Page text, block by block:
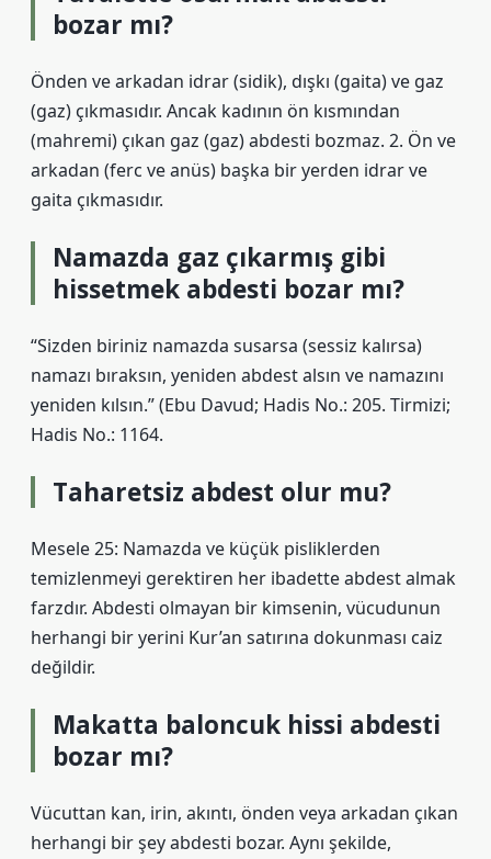
bozar mı?
Önden ve arkadan idrar (sidik), dışkı (gaita) ve gaz
(gaz) çıkmasıdır. Ancak kadının ön kısmından
(mahremi) çıkan gaz (gaz) abdesti bozmaz. 2. Ön ve
arkadan (ferc ve anüs) başka bir yerden idrar ve
gaita çıkmasıdır.
Namazda gaz çıkarmış gibi
hissetmek abdesti bozar mı?
“Sizden biriniz namazda susarsa (sessiz kalırsa)
namazı bıraksın, yeniden abdest alsın ve namazını
yeniden kılsın.” (Ebu Davud; Hadis No.: 205. Tirmizi;
Hadis No.: 1164.
Taharetsiz abdest olur mu?
Mesele 25: Namazda ve küçük pisliklerden
temizlenmeyi gerektiren her ibadette abdest almak
farzdır. Abdesti olmayan bir kimsenin, vücudunun
herhangi bir yerini Kur’an satırına dokunması caiz
değildir.
Makatta baloncuk hissi abdesti
bozar mı?
Vücuttan kan, irin, akıntı, önden veya arkadan çıkan
herhangi bir şey abdesti bozar. Aynı şekilde,